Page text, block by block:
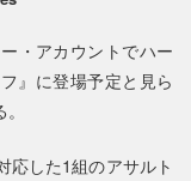
・アカウントでハー
』に登場予定と見ら
応した1組のアサルト